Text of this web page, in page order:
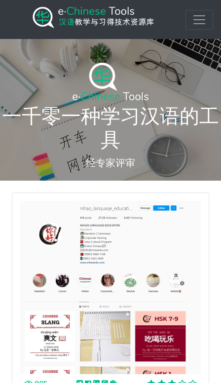
一千零一种学习汉语的工
具
经专家评审